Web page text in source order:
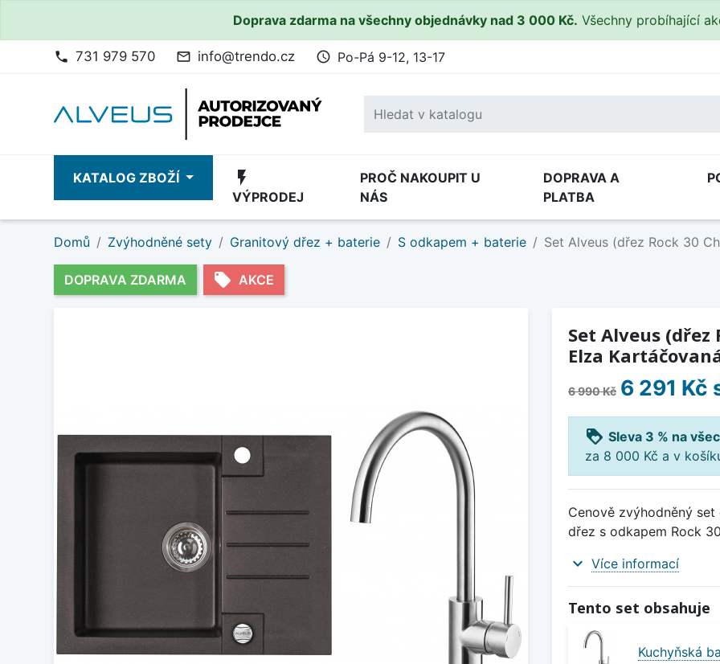
Doprava zdarma na všechny objednávky nad 3 000 Kč. Všechny probíhající
phone 731 979 570 mail_outline info@trendo.cz access_time Po-Pá 9-12, 13-17
KATALOG ZBOŽÍ flash_on
VÝPRODEJ
PROČ NAKOUPIT U
NÁS
DOPRAVA A
PLATBA
Domů Zvýhodněné sety Granitový dřez + baterie S odkapem + baterie Set Alveus (dřez Rock 30
DOPRAVA ZDARMA local_offer AKCE
Set Alveus (dřez
Elza
6 990 Kč 6 291 Kč
loyalty Sleva 3 % na
za 8 000 Kč a v
Cenově zvýhodněný
dřez s odkapem Rock
expand_more Více informací
Tento set obsahuje
Kuchyňská